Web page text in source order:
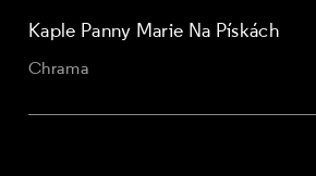
Kaple Panny Marie Na Pískách
Chrama